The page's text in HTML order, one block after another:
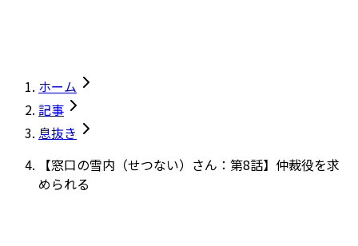
ホーム
記事
息抜き
【窓口の雪内（せつない）さん：第8話】仲裁役を求
められる